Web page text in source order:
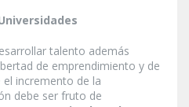
talento además
de emprendimiento y de
el incremento de la
debe ser fruto de